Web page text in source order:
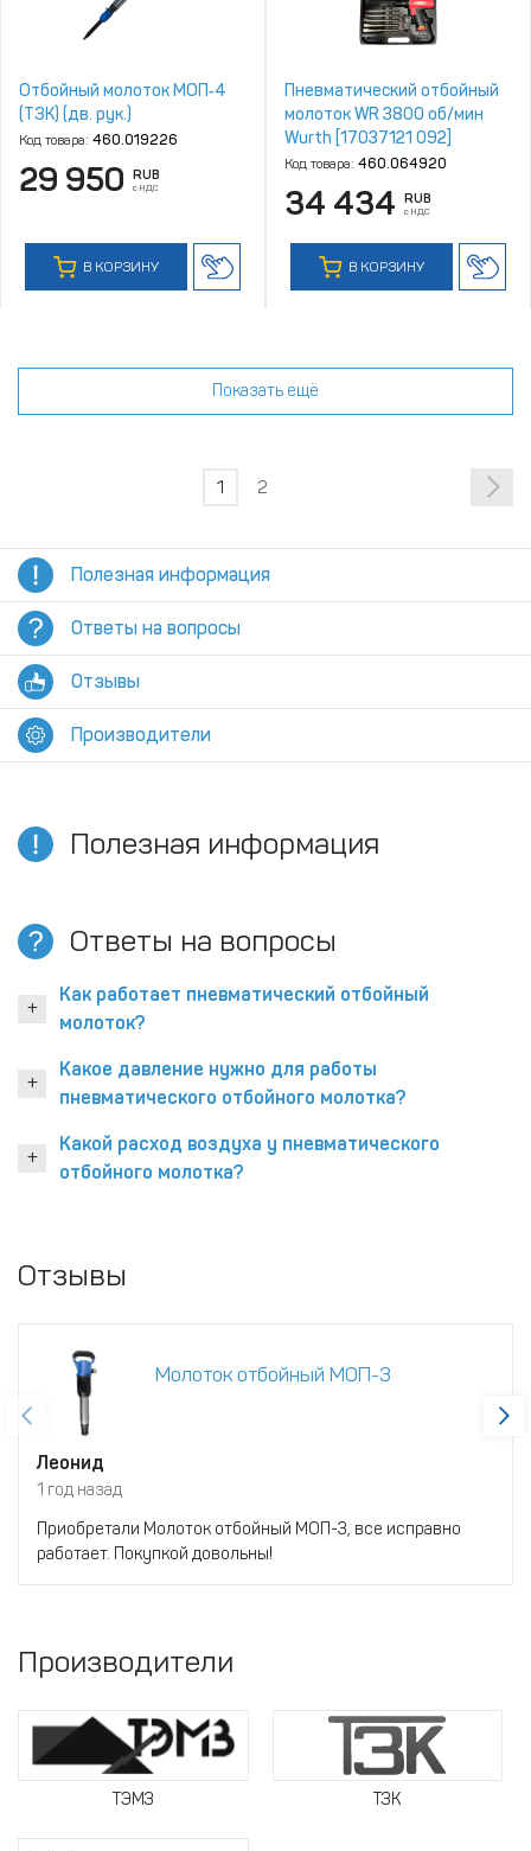
Отбойный молоток МОП‑4
(ТЗК) (дв. рук.)
Код товара: 460.019226
29 950 RUB
с НДС
В КОРЗИНУ
Пневматический отбойный
молоток WR 3800 об/мин
Wurth [17037121 092]
Код товара: 460.064920
34 434 RUB
с НДС
В КОРЗИНУ
Показать ещё
1 2
Полезная информация
Ответы на вопросы
Отзывы
Производители
Полезная информация
Ответы на вопросы
Как работает пневматический отбойный
молоток?
Какое давление нужно для работы
пневматического отбойного молотка?
Какой расход воздуха у пневматического
отбойного молотка?
Отзывы
Молоток отбойный МОП-3
Леонид
1 год назад
Приобретали Молоток отбойный МОП-3, все исправно
работает. Покупкой довольны!
Производители
ТЭМЗ ТЗК